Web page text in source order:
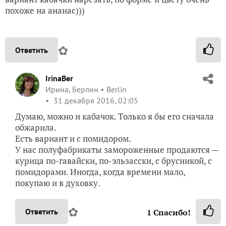
похоже на ананас)))
Ответить ✿
IrinaBer
Ирина, Берлин
Berlin
31 декабря 2016, 02:05
Думаю, можно и кабачок. Только я бы его сначала
обжарила.
Есть вариант и с помидором.
У нас полуфабрикаты замороженные продаются —
курица по-гавайски, по-эльзасски, с брусникой, с
помидорами. Иногда, когда времени мало,
покупаю и в духовку.
Ответить ✿ 1 Спасибо!